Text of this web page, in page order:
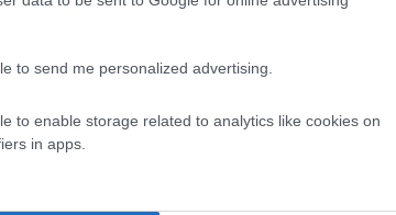
to send me personalized advertising.
to enable storage related to analytics like cookies on
in apps.